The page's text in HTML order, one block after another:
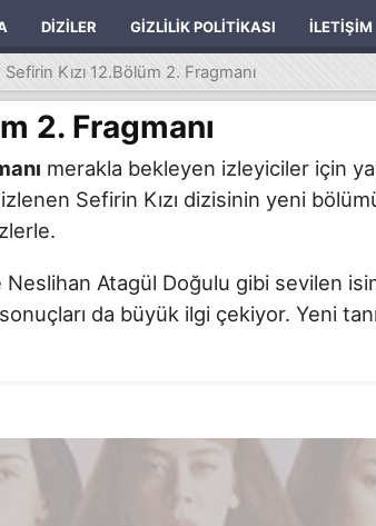
DIZILER GIZLILIK POLITIKASI İLETIŞIM
Sefirin Kızı 12.Bölüm 2. Fragmanı
2. Fragmanı
merakla bekleyen izleyiciler için
Sefirin Kızı dizisinin yeni
Atagül Doğulu gibi sevilen
da büyük ilgi çekiyor. Yeni